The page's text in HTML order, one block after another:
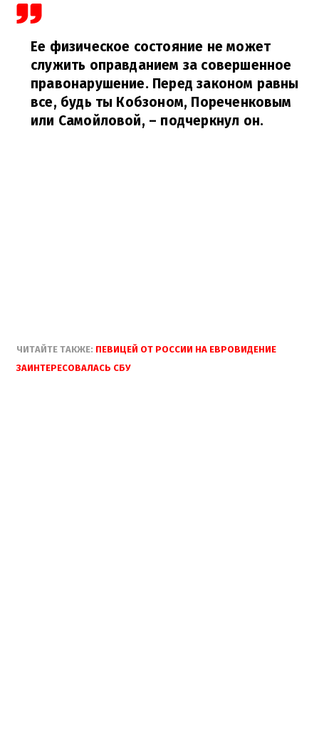
Ее физическое состояние не может
служить оправданием за совершенное
правонарушение. Перед законом равны
все, будь ты Кобзоном, Пореченковым
или Самойловой, – подчеркнул он.
ЧИТАЙТЕ ТАКЖЕ: ПЕВИЦЕЙ ОТ РОССИИ НА ЕВРОВИДЕНИЕ
ЗАИНТЕРЕСОВАЛАСЬ СБУ